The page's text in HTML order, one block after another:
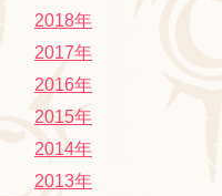
2018年
2017年
2016年
2015年
2014年
2013年